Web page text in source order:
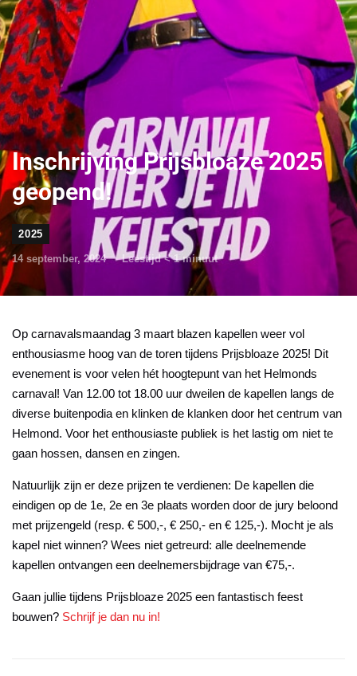
Inschrijving Prijsbloaze 2025
geopend!
2025
14 september, 2024 Leestijd < 1 minuut
Op carnavalsmaandag 3 maart blazen kapellen weer vol
enthousiasme hoog van de toren tijdens Prijsbloaze 2025! Dit
evenement is voor velen hét hoogtepunt van het Helmonds
carnaval! Van 12.00 tot 18.00 uur dweilen de kapellen langs de
diverse buitenpodia en klinken de klanken door het centrum van
Helmond. Voor het enthousiaste publiek is het lastig om niet te
gaan hossen, dansen en zingen.
Natuurlijk zijn er deze prijzen te verdienen: De kapellen die
eindigen op de 1e, 2e en 3e plaats worden door de jury beloond
met prijzengeld (resp. € 500,-, € 250,- en € 125,-). Mocht je als
kapel niet winnen? Wees niet getreurd: alle deelnemende
kapellen ontvangen een deelnemersbijdrage van €75,-.
Gaan jullie tijdens Prijsbloaze 2025 een fantastisch feest
bouwen? Schrijf je dan nu in!